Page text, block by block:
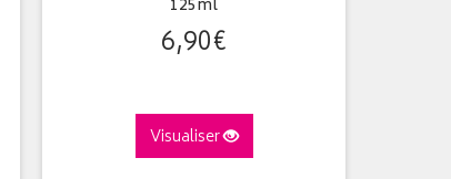
125ml
6,90€
Visualiser